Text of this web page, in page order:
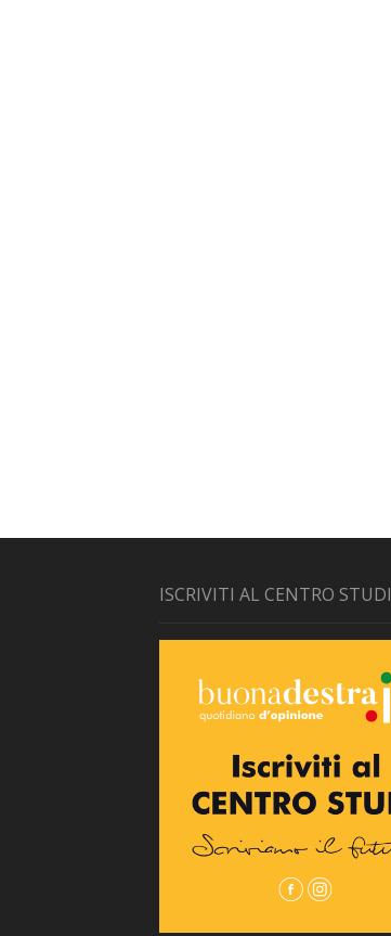
ISCRIVITI AL CENTRO STUDI